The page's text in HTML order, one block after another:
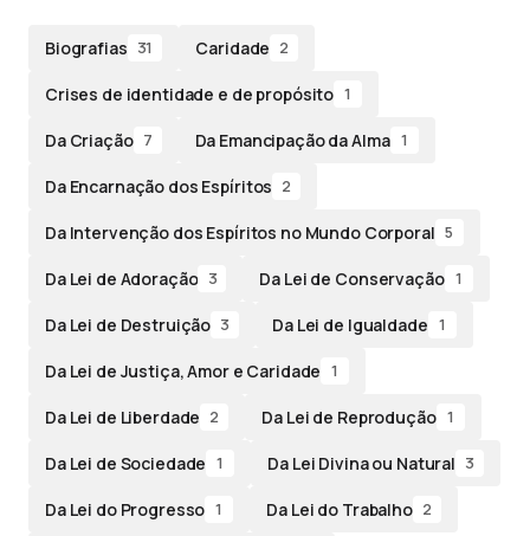
Biografias 31 Caridade 2
Crises de identidade e de propósito 1
Da Criação 7 Da Emancipação da Alma 1
Da Encarnação dos Espíritos 2
Da Intervenção dos Espíritos no Mundo Corporal 5
Da Lei de Adoração 3 Da Lei de Conservação 1
Da Lei de Destruição 3 Da Lei de Igualdade 1
Da Lei de Justiça, Amor e Caridade 1
Da Lei de Liberdade 2 Da Lei de Reprodução 1
Da Lei de Sociedade 1 Da Lei Divina ou Natural 3
Da Lei do Progresso 1 Da Lei do Trabalho 2